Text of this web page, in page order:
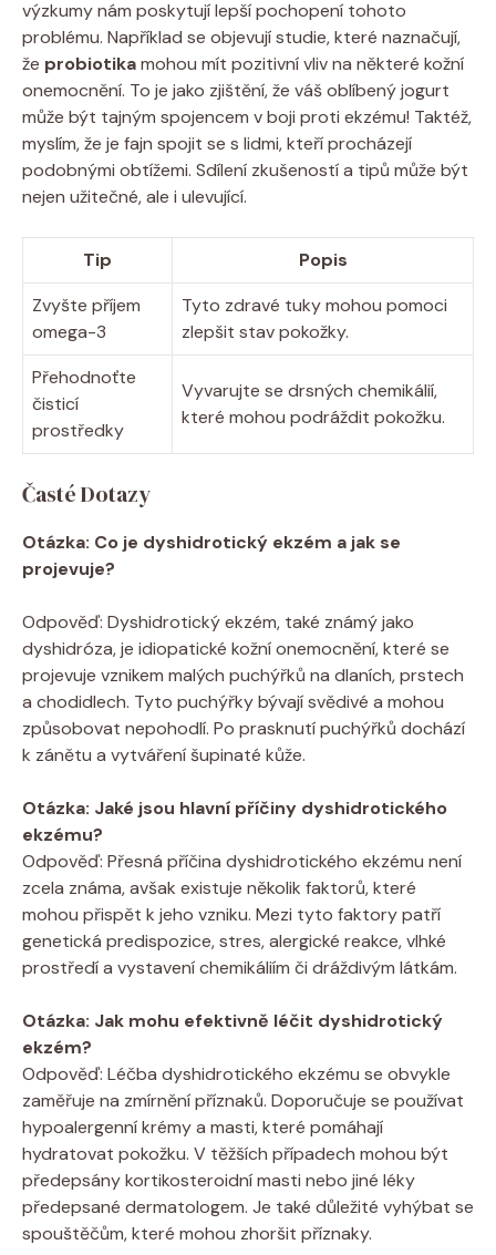
výzkumy nám poskytují lepší ⁤pochopení tohoto
problému. Například se objevují‌ studie, které naznačují,
že probiotikamohou mít pozitivní vliv⁤ na některé kožní
onemocnění. To je jako zjištění, ​že váš oblíbený jogurt
může být tajným spojencem v boji proti ekzému! Taktéž,
myslím, že je fajn spojit​ se‌ s‍ lidmi, kteří procházejí
podobnými obtížemi. Sdílení zkušeností a tipů může být
nejen užitečné, ale i ulevující.
Tip
Popis
Zvyšte příjem
omega-3
Tyto zdravé ⁤tuky‍ mohou pomoci
zlepšit stav pokožky.
Přehodnoťte ​
čisticí
prostředky
Vyvarujte se drsných chemikálií,
které mohou ​podráždit pokožku.
Časté Dotazy
Otázka: Co je dyshidrotický ekzém a jak se
‍projevuje?
Odpověď: Dyshidrotický ekzém, také známý jako
dyshidróza, je idiopatické kožní onemocnění, které se
projevuje vznikem malých puchýřků na dlaních, prstech
a chodidlech. Tyto puchýřky bývají svědivé a mohou
způsobovat nepohodlí. Po prasknutí ⁣puchýřků dochází
k⁤ zánětu a vytváření⁢ šupinaté kůže.
Otázka: Jaké jsou hlavní příčiny ⁣dyshidrotického
ekzému?
Odpověď: Přesná příčina dyshidrotického ekzému není
zcela známa, avšak existuje několik faktorů, které
mohou přispět k jeho vzniku. Mezi tyto faktory patří
genetická predispozice, stres, ​alergické reakce, vlhké
prostředí a vystavení chemikáliím či dráždivým látkám.
Otázka: Jak mohu efektivně léčit dyshidrotický
‌ekzém?
Odpověď:‍ Léčba dyshidrotického ekzému se obvykle
zaměřuje na zmírnění příznaků. Doporučuje se používat
hypoalergenní krémy a masti, které pomáhají ​
hydratovat pokožku. V těžších případech mohou⁤ být
předepsány kortikosteroidní masti nebo jiné léky
předepsané dermatologem. Je také důležité vyhýbat se
spouštěčům, které mohou zhoršit příznaky.